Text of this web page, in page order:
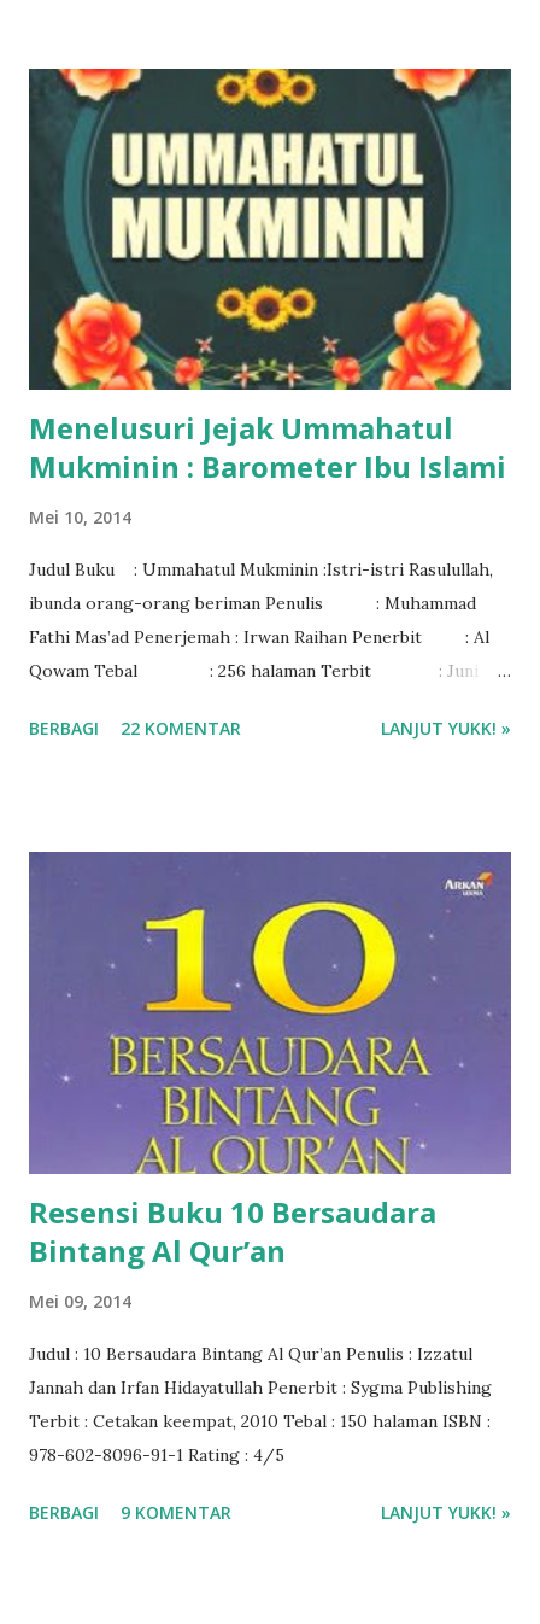
Menelusuri Jejak Ummahatul
Mukminin : Barometer Ibu Islami
Mei 10, 2014
Judul Buku : Ummahatul Mukminin :Istri-istri Rasulullah,
ibunda orang-orang beriman Penulis : Muhammad
Fathi Mas’ad Penerjemah : Irwan Raihan Penerbit : Al
Qowam Tebal : 256 halaman Terbit : Juni
BERBAGI 22 KOMENTAR LANJUT YUKK! »
Resensi Buku 10 Bersaudara
Bintang Al Qur’an
Mei 09, 2014
Judul : 10 Bersaudara Bintang Al Qur’an Penulis : Izzatul
Jannah dan Irfan Hidayatullah Penerbit : Sygma Publishing
Terbit : Cetakan keempat, 2010 Tebal : 150 halaman ISBN :
978-602-8096-91-1 Rating : 4/5
BERBAGI 9 KOMENTAR LANJUT YUKK! »